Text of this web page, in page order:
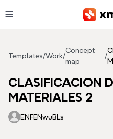
Templates/Work/
Concept
map
/
CLASIFICACION
MATERIALES 2
ENFENwuBLs